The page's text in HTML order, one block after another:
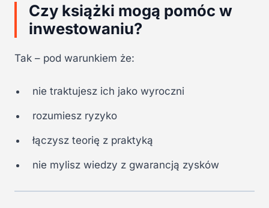
Czy książki mogą pomóc w
inwestowaniu?
Tak – pod warunkiem że:
nie traktujesz ich jako wyroczni
rozumiesz ryzyko
łączysz teorię z praktyką
nie mylisz wiedzy z gwarancją zysków